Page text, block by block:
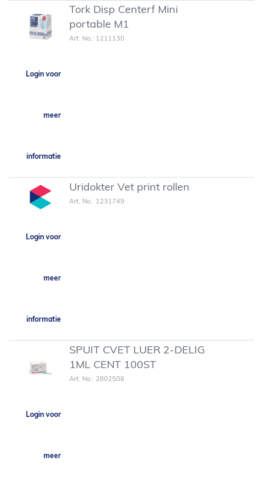
Tork Disp Centerf Mini
portable M1
Art. No.: 1211130
Login voor
meer
informatie
Uridokter Vet print rollen
Art. No.: 1231749
Login voor
meer
informatie
SPUIT CVET LUER 2-DELIG
1ML CENT 100ST
Art. No.: 2802508
Login voor
meer